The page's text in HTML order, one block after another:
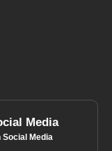
Media
Social Media